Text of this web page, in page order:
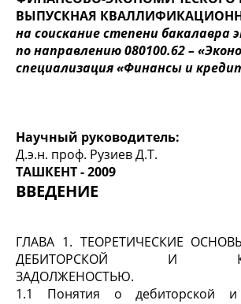
ВЫПУСКНАЯ
на соискание степени бакалавра
по направлению 080100.62 –
специализация «Финансы и
Научный руководитель:
Д.э.н. проф. Рузиев Д.Т.
ТАШКЕНТ - 2009
ВВЕДЕНИЕ
ГЛАВА 1. ТЕОРЕТИЧЕСКИЕ
ДЕБИТОРСКОЙ И
ЗАДОЛЖЕНОСТЬЮ.
1.1 Понятия о дебиторской и